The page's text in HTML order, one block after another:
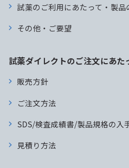
試薬のご利用にあたって・製品
その他・ご要望
試薬ダイレクトのご注文にあた
販売方針
ご注文方法
SDS/検査成績書/製品規格の入
見積り方法